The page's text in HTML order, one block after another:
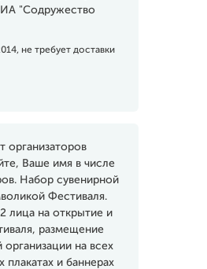
"Содружество
не требует доставки
организаторов
Ваше имя в числе
Набор сувенирной
Фестиваля.
лица на открытие и
размещение
на всех
и баннерах